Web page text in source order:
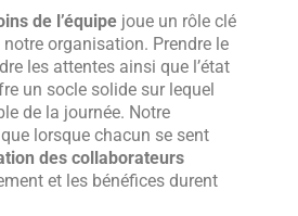
de l’équipe joue un rôle clé
organisation. Prendre le
les attentes ainsi que l’état
un socle solide sur lequel
de la journée. Notre
lorsque chacun se sent
des collaborateurs
et les bénéfices durent